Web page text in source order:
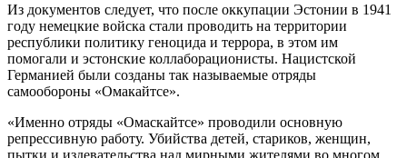
Из документов следует, что после оккупации Эстонии в 1941
году немецкие войска стали проводить на территории
республики политику геноцида и террора, в этом им
помогали и эстонские коллаборационисты. Нацистской
Германией были созданы так называемые отряды
самообороны «Омакайтсе».
«Именно отряды «Омаскайтсе» проводили основную
репрессивную работу. Убийства детей, стариков, женщин,
пытки и издевательства над мирными жителями во многом